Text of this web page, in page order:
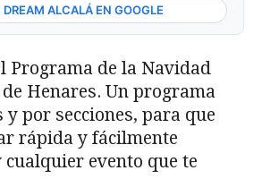
DREAM ALCALÁ EN GOOGLE
Programa de la Navidad
Henares. Un programa
por secciones, para que
rápida y fácilmente
evento que te